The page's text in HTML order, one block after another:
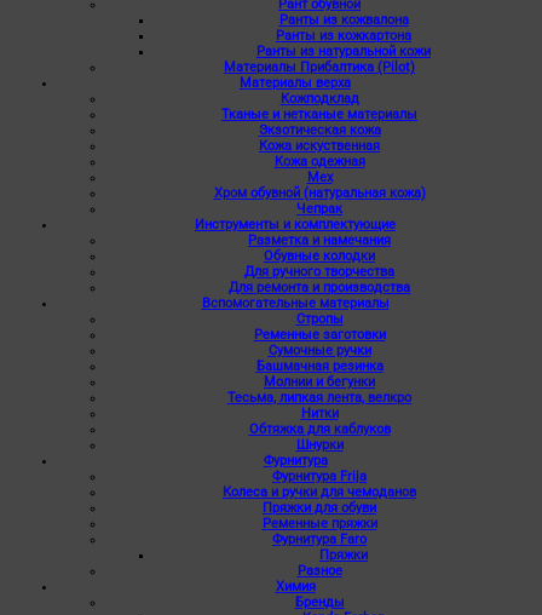
Рант обувной
Ранты из кожвалона
Ранты из кожкартона
Ранты из натуральной кожи
Материалы Прибалтика (Pilot)
Материалы верха
Кожподклад
Тканые и нетканые материалы
Экзотическая кожа
Кожа искуственная
Кожа одежная
Мех
Хром обувной (натуральная кожа)
Чепрак
Инструменты и комплектующие
Разметка и намечания
Обувные колодки
Для ручного творчества
Для ремонта и производства
Вспомогательные материалы
Стропы
Ременные заготовки
Сумочные ручки
Башмачная резинка
Молнии и бегунки
Тесьма, липкая лента, велкро
Нитки
Обтяжка для каблуков
Шнурки
Фурнитура
Фурнитура Frija
Колеса и ручки для чемоданов
Пряжки для обуви
Ременные пряжки
Фурнитура Faro
Пряжки
Разное
Химия
Бренды